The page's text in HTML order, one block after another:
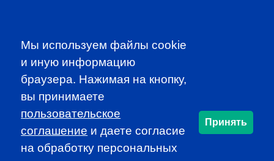
CFA news, events an programms
CFA Association Russia. Ассоциация CFA (Россия) не
занимается вопросами приема документов и сдачи
экзаменов - это исключительная сфера Института CFA.
Мы используем файлы cookie
и иную информацию
браузера. Нажимая на кнопку,
вы принимаете
пользовательское
соглашение и даете согласие
на обработку персональных
Принять